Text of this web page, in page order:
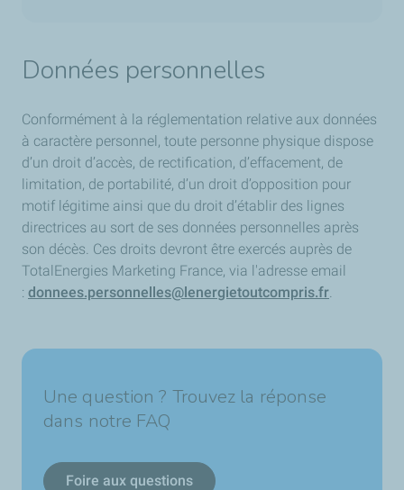
Données personnelles
Conformément à la réglementation relative aux données
à caractère personnel, toute personne physique dispose
d’un droit d’accès, de rectification, d’effacement, de
limitation, de portabilité, d’un droit d’opposition pour
motif légitime ainsi que du droit d’établir des lignes
directrices au sort de ses données personnelles après
son décès. Ces droits devront être exercés auprès de
TotalEnergies Marketing France, via l'adresse email
: donnees.personnelles@lenergietoutcompris.fr.
Une question ? Trouvez la réponse
dans notre FAQ
Foire aux questions